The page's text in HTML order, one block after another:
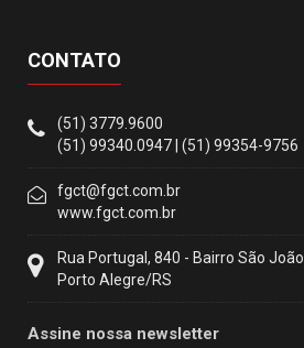
CONTATO
(51) 3779.9600
(51) 99340.0947 | (51) 99354-9756
fgct@fgct.com.br
www.fgct.com.br
Rua Portugal, 840 - Bairro São João
Porto Alegre/RS
Assine nossa newsletter